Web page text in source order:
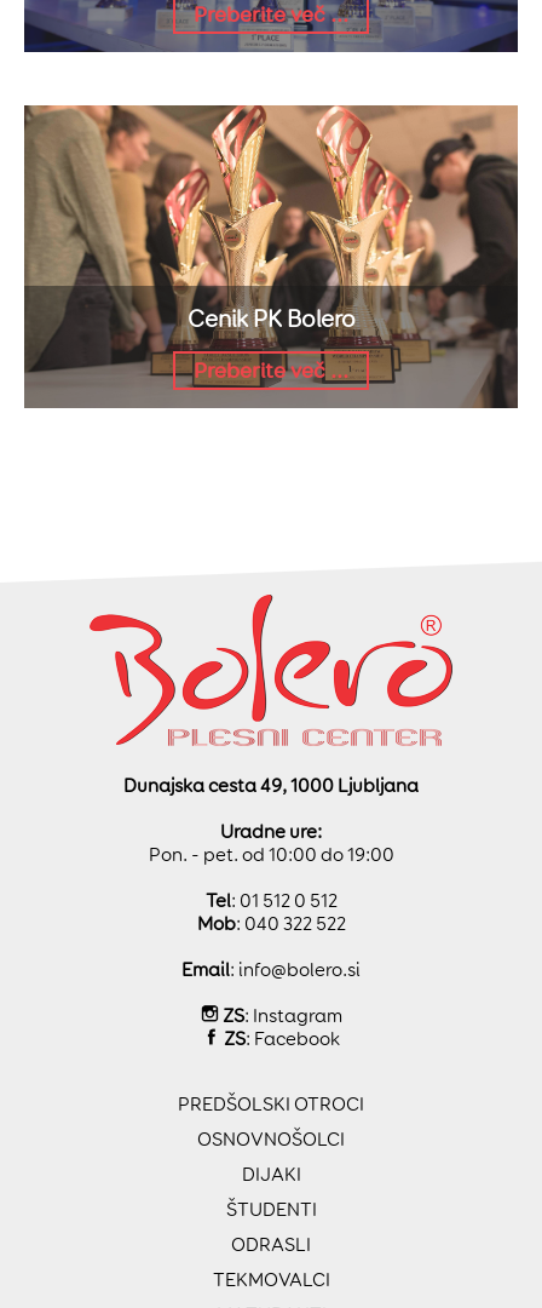
Preberite več ...
Cenik PK Bolero
Preberite več ...
Dunajska cesta 49, 1000 Ljubljana
Uradne ure:
Pon. - pet. od 10:00 do 19:00
Tel: 01 512 0 512
Mob: 040 322 522
Email: info@bolero.si
ZS: Instagram
ZS: Facebook
PREDŠOLSKI OTROCI
OSNOVNOŠOLCI
DIJAKI
ŠTUDENTI
ODRASLI
TEKMOVALCI